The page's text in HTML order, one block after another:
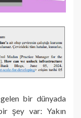
bir dünyada
şey var: Yakın